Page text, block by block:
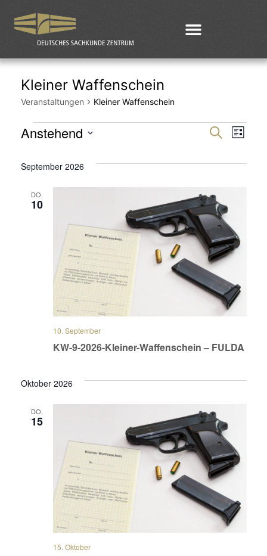
Kleiner Waffenschein
Veranstaltungen Kleiner Waffenschein
und
SucheListe
Anstehend
wählen.
September 2026
DO.
10
KW-9-2026-Kleiner-Waffenschein – FULDA
10. September
Oktober 2026
DO.
15
15. Oktober